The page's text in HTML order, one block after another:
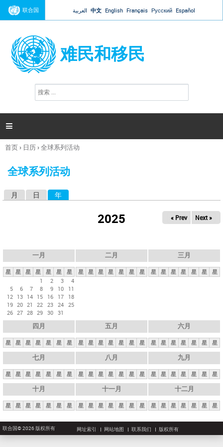
Jump to navigation
联合国 العربية 中文 English Français Русский Español
难民和移民
搜
索

你
这
首页› 日历›全球系列活动
全球系列活动
月 日 年
2025 « Prev Next »
一月
星 星 星 星 星 星
星
1
2 3
4
5
6 7 8 9 10
11
12 13 14 15 16 17
18
19 20 21 22 23 24 25
26 27 28 29 30 31
二月
星 星 星 星 星 星 星
三月
星 星 星 星 星 星 星
四月
星 星 星 星 星 星 星
五月
星 星 星 星 星 星 星
六月
星 星 星 星 星 星 星
七月
星 星 星 星 星 星 星
八月
星 星 星 星 星 星 星
九月
星 星 星 星 星 星 星
十月
星 星 星 星 星 星 星
十一月
星 星 星 星 星 星 星
十二月
星 星 星 星 星 星 星
联合国© 2026 版权所有 网址索引 网站地图 联系我们 版权所有